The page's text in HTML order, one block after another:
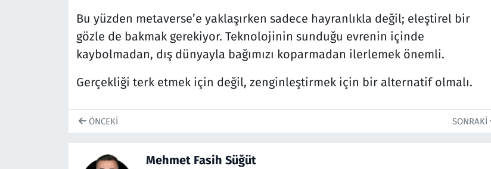
Bu yüzden metaverse’e yaklaşırken sadece hayranlıkla değil; eleştirel bir
gözle de bakmak gerekiyor. Teknolojinin sunduğu evrenin içinde
kaybolmadan, dış dünyayla bağımızı koparmadan ilerlemek önemli.
Gerçekliği terk etmek için değil, zenginleştirmek için bir alternatif olmalı.
ÖNCEKI SONRAKI
Mehmet Fasih Süğüt